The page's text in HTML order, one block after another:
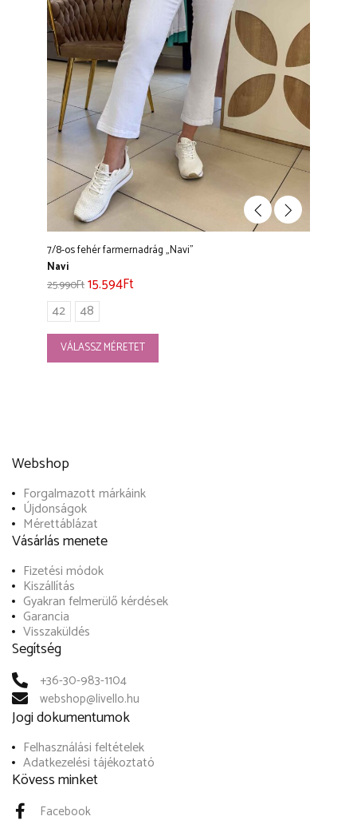
7/8-os fehér farmernadrág „Navi”
Navi
25.990Ft15.594Ft
42 48
VÁLASSZ MÉRETET
Webshop
Forgalmazott márkáink
Újdonságok
Mérettáblázat
Vásárlás menete
Fizetési módok
Kiszállítás
Gyakran felmerülő kérdések
Garancia
Visszaküldés
Segítség
+36-30-983-1104
webshop@livello.hu
Jogi dokumentumok
Felhasználási feltételek
Adatkezelési tájékoztató
Kövess minket
Facebook